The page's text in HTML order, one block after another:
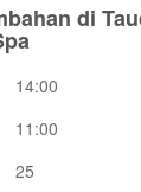
di
14:00
11:00
25